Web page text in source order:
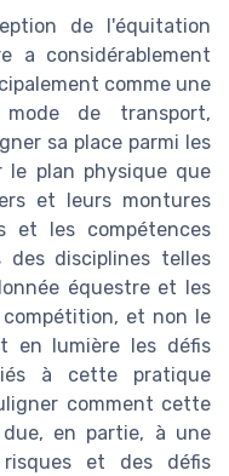
de l'équitation
a considérablement
comme une
de transport,
sa place parmi les
le plan physique que
et leurs montures
et les compétences
des disciplines telles
équestre et les
et non le
en lumière les défis
à cette pratique
comment cette
en partie, à une
risques et des défis